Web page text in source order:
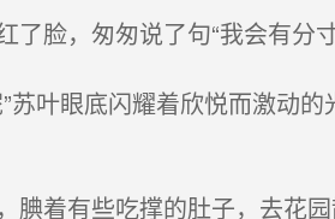
脸，匆匆说了句“我会有分寸
叶眼底闪耀着欣悦而激动
着有些吃撑的肚子，去花园